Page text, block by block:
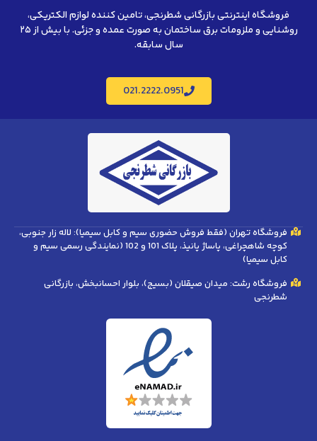
فروشگاه اینترنتی بازرگانی شطرنجی، تامین کننده لوازم الکتریکی،
روشنایی و ملزومات برق ساختمان به صورت عمده و جزئی. با بیش از ۲۵
سال سابقه.
021.2222.0951
فروشگاه تهران (فقط فروش حضوری سیم و کابل سیمیا): لاله زار جنوبی،
کوچه شاهچراغی، پاساژ پانیذ، پلاک 101 و 102 (نمایندگی رسمی سیم و
کابل سیمیا)
فروشگاه رشت: میدان صیقلان (بسیج)، بلوار احسانبخش، بازرگانی
شطرنجی